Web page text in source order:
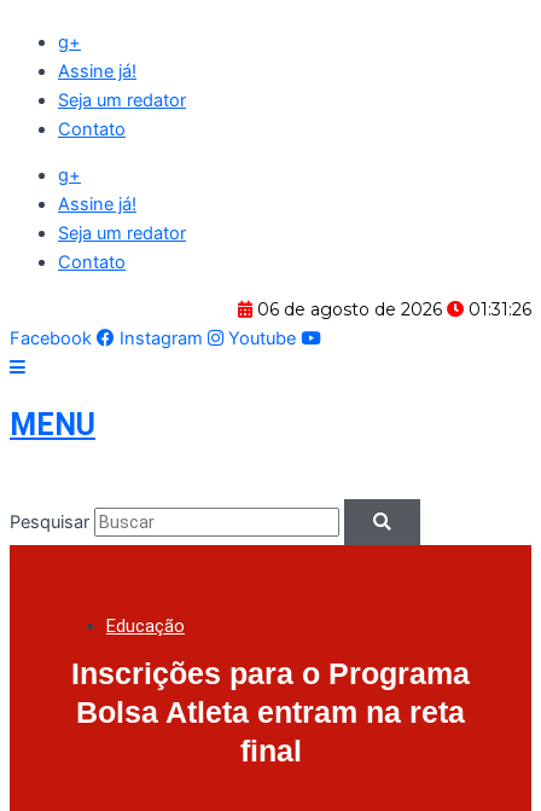
para
conteúdo
g+
Assine já!
Seja um redator
Contato
g+
Assine já!
Seja um redator
Contato
06 de agosto de 2026
01:31:27
Facebook
Instagram Youtube
MENU
Pesquisar
Educação
Inscrições para o Programa
Bolsa Atleta entram na reta
final